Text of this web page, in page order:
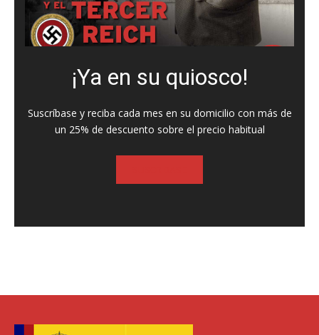
¡Ya en su quiosco!
Suscríbase y reciba cada mes en su domicilio con más de
un 25% de descuento sobre el precio habitual